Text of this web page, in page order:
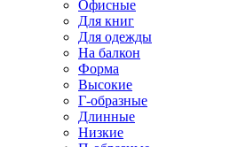
Офисные
Для книг
Для одежды
На балкон
Форма
Высокие
Г-образные
Длинные
Низкие